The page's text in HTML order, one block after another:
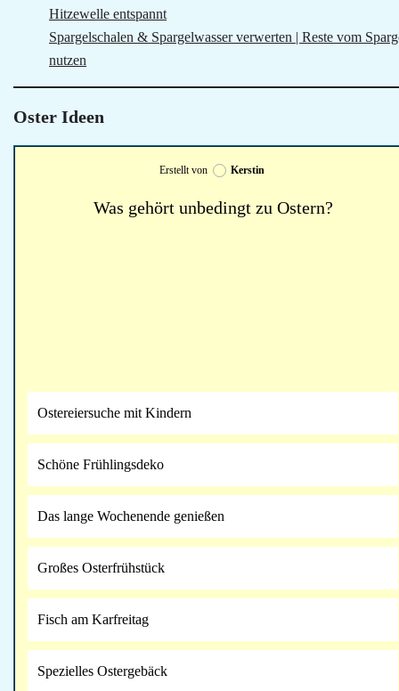
Hitzewelle entspannt
Spargelschalen & Spargelwasser verwerten | Reste vom
nutzen
Oster Ideen
Erstellt von Kerstin
Was gehört unbedingt zu Ostern?
Ostereiersuche mit Kindern
Schöne Frühlingsdeko
Das lange Wochenende genießen
Großes Osterfrühstück
Fisch am Karfreitag
Spezielles Ostergebäck